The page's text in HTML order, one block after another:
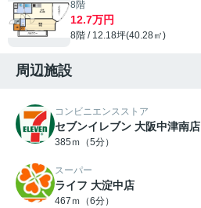
8階
12.7万円
8階 / 12.18坪(40.28㎡)
周辺施設
コンビニエンスストア
セブンイレブン 大阪中津南店
385ｍ（5分）
スーパー
ライフ 大淀中店
467ｍ（6分）